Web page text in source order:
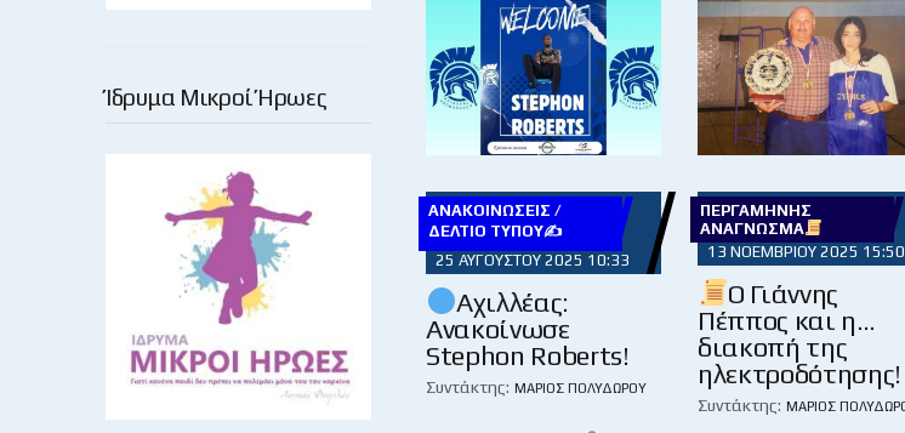
Ίδρυμα Μικροί Ήρωες
ΑΝΑΚΟΙΝΏΣΕΙΣ /
ΔΕΛΤΊΟ ΤΎΠΟΥ✍
25 ΑΥΓΟΎΣΤΟΥ 2025 10:33
Αχιλλέας:
Ανακοίνωσε
Stephon Roberts!
Συντάκτης: ΜΆΡΙΟΣ ΠΟΛΥΔΏΡΟΥ
ΠΕΡΓΑΜΗΝΉΣ
ΑΝΆΓΝΩΣΜΑ
13 ΝΟΕΜΒΡΊΟΥ 2025 15:50
Ο Γιάννης
Πέππος και η…
διακοπή της
ηλεκτροδότησης!
Συντάκτης: ΜΆΡΙΟΣ